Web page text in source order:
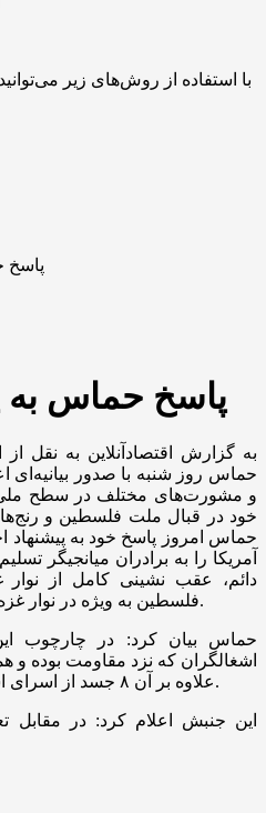
با استفاده از روش‌های زیر
پاسخ
پاسخ حماس به
به گزارش اقتصادآنلاین به نقل
حماس روز شنبه با صدور بیانیه‌ای
و مشورت‌های مختلف در سطح ملی
خود در قبال ملت فلسطین و
حماس امروز پاسخ خود به پیشنهاد
آمریکا را به برادران میانجیگر
دائم، عقب نشینی کامل از
فلسطین به ویژه در نوار غزه به کمک‌های بشردوستانه است.
اشغالگران که نزد مقاومت بوده و
علاوه بر آن ۸ جسد از اسرای اسرائیلی نیز تحویل داده می‌شود.
این جنبش اعلام کرد: در مقابل